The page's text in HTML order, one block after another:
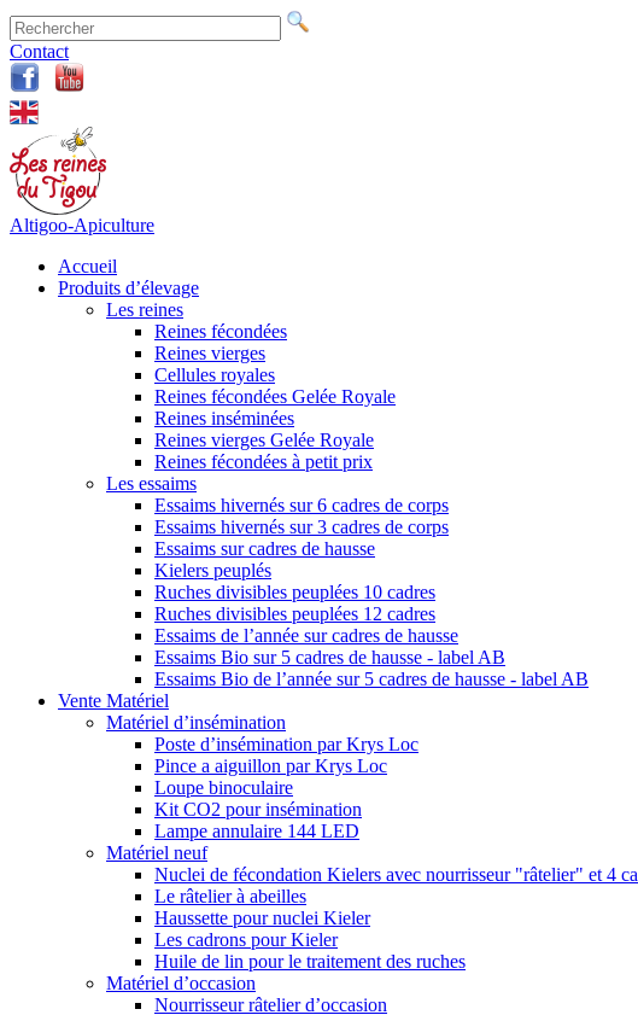
Contact
Altigoo-Apiculture
Accueil
Produits d’élevage
Les reines
Reines fécondées
Reines vierges
Cellules royales
Reines fécondées Gelée Royale
Reines inséminées
Reines vierges Gelée Royale
Reines fécondées à petit prix
Les essaims
Essaims hivernés sur 6 cadres de corps
Essaims hivernés sur 3 cadres de corps
Essaims sur cadres de hausse
Kielers peuplés
Ruches divisibles peuplées 10 cadres
Ruches divisibles peuplées 12 cadres
Essaims de l’année sur cadres de hausse
Essaims Bio sur 5 cadres de hausse - label AB
Essaims Bio de l’année sur 5 cadres de hausse - label AB
Vente Matériel
Matériel d’insémination
Poste d’insémination par Krys Loc
Pince a aiguillon par Krys Loc
Loupe binoculaire
Kit CO2 pour insémination
Lampe annulaire 144 LED
Matériel neuf
Nuclei de fécondation Kielers avec nourrisseur "râtelier" et 4
Le râtelier à abeilles
Haussette pour nuclei Kieler
Les cadrons pour Kieler
Huile de lin pour le traitement des ruches
Matériel d’occasion
Nourrisseur râtelier d’occasion